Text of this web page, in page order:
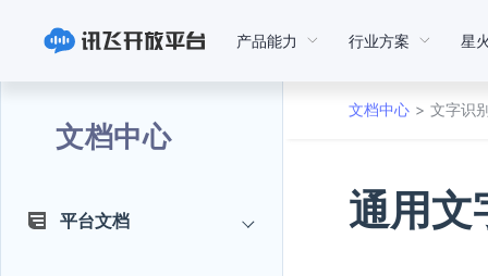
产品能力 行业方案 星
文档中心
平台文档
文档中心 文字识
通用文